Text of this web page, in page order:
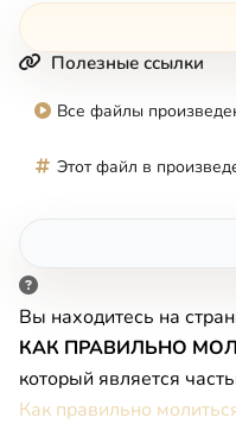
Полезные ссылки
Все файлы
Этот файл в
Вы находитесь на
КАК ПРАВИЛЬНО
который является
Как правильно